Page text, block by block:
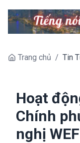
Trang chủ / Tin
Hoạt
Chính
nghị